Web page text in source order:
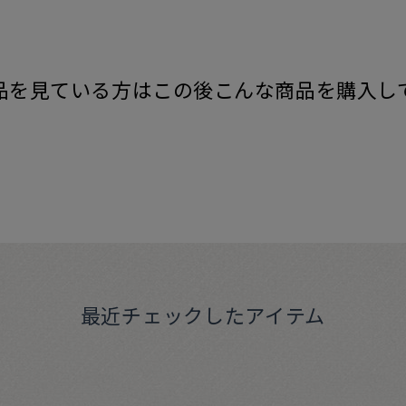
を見ている方はこの後こんな商品を購入し
最近チェックしたアイテム